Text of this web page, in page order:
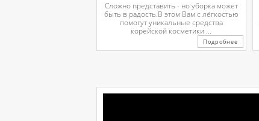
Сложно представить - но уборка может
быть в радость.В этом Вам с лёгкостью
помогут уникальные средства
корейской косметики ...
Подробнее